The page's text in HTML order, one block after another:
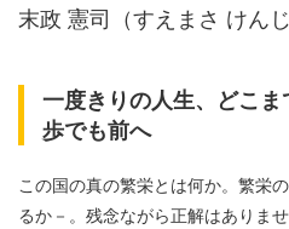
末政 憲司（すえまさ けん
一度きりの人生、どこ
歩でも前へ
この国の真の繁栄とは何か。繁栄
るか－。残念ながら正解はありま